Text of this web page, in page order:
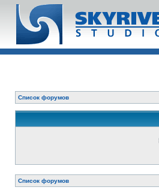
Список форумов
Список форумов